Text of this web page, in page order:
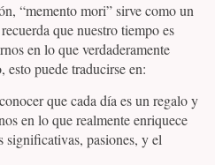
“memento mori” sirve como un
que nuestro tiempo es
en lo que verdaderamente
puede traducirse en:
que cada día es un regalo y
en lo que realmente enriquece
significativas, pasiones, y el